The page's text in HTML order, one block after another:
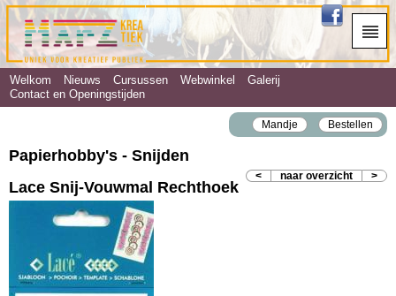
Welkom Nieuws Cursussen Webwinkel
Galerij
Contact en Openingstijden
Mandje Bestellen
Papierhobby's - Snijden
< naar overzicht >
Lace Snij-Vouwmal Rechthoek